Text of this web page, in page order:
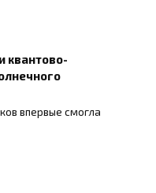
квантово-
впервые смогла